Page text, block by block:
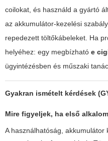
coilokat, és használd a gyártó
az akkumulátor-kezelési
repedezett töltőkábeleket. Ha
helyéhez: egy megbízható e
ügyintézésben és műszaki
Gyakran ismételt kérdések
Mire figyeljek, ha első
A használhatóság, akkumulátor